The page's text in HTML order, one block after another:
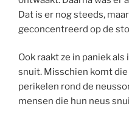
Dat is er nog steeds,
geconcentreerd op de
Ook raakt ze in paniek
snuit. Misschien komt
perikelen rond de
mensen die hun neus